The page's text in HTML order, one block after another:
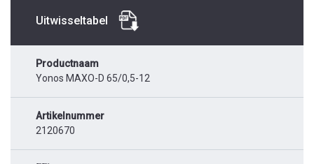
Uitwisseltabel
Productnaam
Yonos MAXO-D 65/0,5-12
Artikelnummer
2120670